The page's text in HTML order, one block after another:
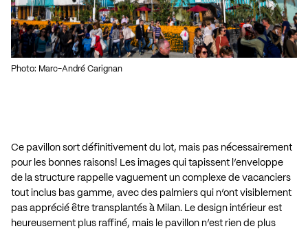
Photo: Marc-André Carignan
Ce pavillon sort définitivement du lot, mais pas nécessairement
pour les bonnes raisons! Les images qui tapissent l’enveloppe
de la structure rappelle vaguement un complexe de vacanciers
tout inclus bas gamme, avec des palmiers qui n’ont visiblement
pas apprécié être transplantés à Milan. Le design intérieur est
heureusement plus raffiné, mais le pavillon n’est rien de plus